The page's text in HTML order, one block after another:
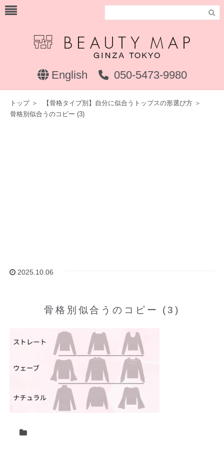

English 050-5473-9980
トップ＞ 【骨格タイプ別】自分に似合うトップスの形選び方 ＞
骨格別似合うのコピー (3)
2025.10.06
骨格別似合うのコピー (3)